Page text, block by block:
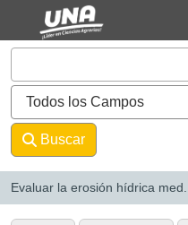
Saltar al contenido
VuFind
Buscar
Evaluar la erosión hídrica med...